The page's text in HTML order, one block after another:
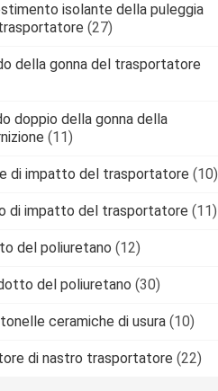
isolante della puleggia
(27)
della gonna del trasportatore
doppio della gonna della
(11)
di impatto del trasportatore (10)
di impatto del trasportatore (11)
del poliuretano (12)
del poliuretano (30)
ceramiche di usura (10)
di nastro trasportatore (22)